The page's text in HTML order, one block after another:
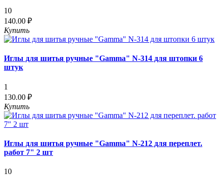
10
140.00 ₽
Купить
Иглы для шитья ручные "Gamma" N-314 для штопки 6
штук
1
130.00 ₽
Купить
Иглы для шитья ручные "Gamma" N-212 для переплет.
работ 7" 2 шт
10